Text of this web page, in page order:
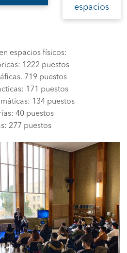
espacios
espacios físicos:
1222 puestos
719 puestos
171 puestos
134 puestos
40 puestos
277 puestos